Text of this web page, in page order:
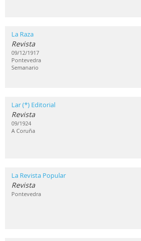
La Raza
Revista
09/12/1917
Pontevedra
Semanario
Lar (*) Editorial
Revista
09/1924
A Coruña
La Revista Popular
Revista
Pontevedra